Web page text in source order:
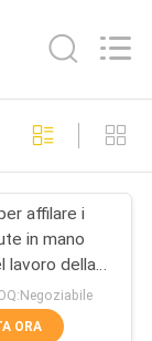
45
elettrica
affilare i
in mano
lavoro della
il regalo
donne
ORA